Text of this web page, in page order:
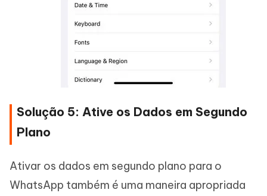
Solução 5: Ative os Dados em Segundo
Plano
Ativar os dados em segundo plano para o
WhatsApp também é uma maneira apropriada